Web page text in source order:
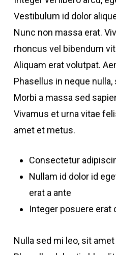
Vestibulum id dolor
Nunc non massa erat.
rhoncus vel bibendum
Aliquam erat volutpat.
Phasellus in neque
Morbi a massa sed
Vivamus et urna vitae
amet et metus.
Consectetur
Nullam id dolor id
erat a ante
Integer posuere erat
Nulla sed mi leo, sit